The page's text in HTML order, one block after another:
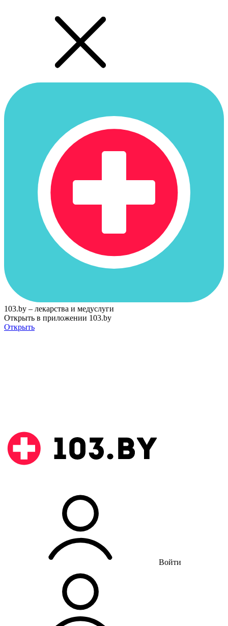
103.by – лекарства и медуслуги
Открыть в приложении 103.by
Открыть
Войти